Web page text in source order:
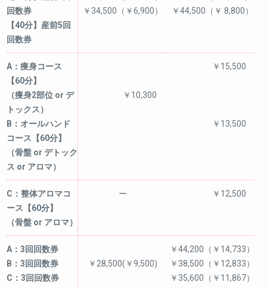
回数券
【40分】産前5回
回数券
￥34,500（￥6,900）
￥44,500（￥ 8,800）
A：痩身コース
【60分】
（痩身2部位 or デ
トックス）
B：オールハンド
コース【60分】
（骨盤 or デトック
ス or アロマ）
￥10,300
￥15,500
￥13,500
C：整体アロマコ
ース【60分】
（骨盤 or アロマ）
ー ￥12,500
A：3回回数券
B：3回回数券
C：3回回数券
￥28,500(￥9,500)
￥44,200（￥14,733）
￥38,500（￥12,833）
￥35,600（￥11,867）